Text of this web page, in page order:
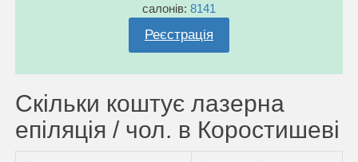
салонів: 8141
Реєстрація
Скільки коштує лазерна
епіляція / чол. в Коростишеві